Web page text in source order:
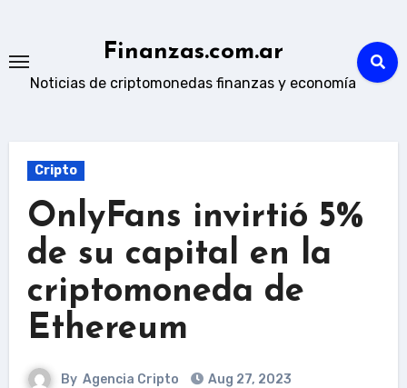
content
Finanzas.com.ar
Noticias de criptomonedas finanzas y economía
Cripto
OnlyFans invirtió 5%
de su capital en la
criptomoneda de
Ethereum
By Agencia Cripto Aug 27, 2023